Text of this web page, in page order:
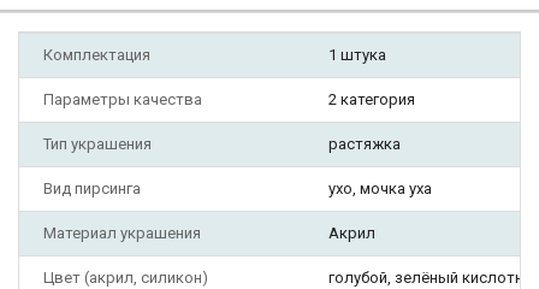
Комплектация 1 штука
Параметры качества 2 категория
Тип украшения растяжка
Вид пирсинга ухо, мочка уха
Материал украшения Акрил
Цвет (акрил, силикон) голубой, зелёный